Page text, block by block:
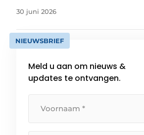
30 juni 2026
NIEUWSBRIEF
Meld u aan om nieuws &
updates te ontvangen.